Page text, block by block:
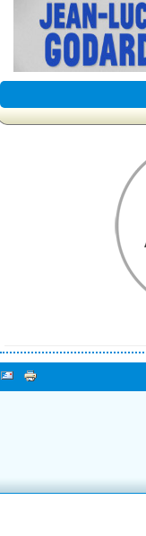
برای مستقل‌ها باز است